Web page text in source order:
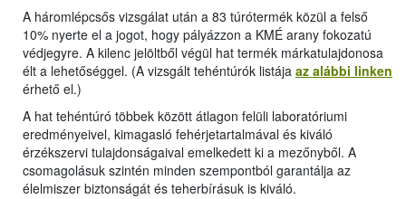
A háromlépcsős vizsgálat után a 83 túrótermék közül a felső
10% nyerte el a jogot, hogy pályázzon a KMÉ arany fokozatú
védjegyre. A kilenc jelöltből végül hat termék márkatulajdonosa
élt a lehetőséggel. (A vizsgált tehéntúrók listája az alábbi linken
érhető el.)
A hat tehéntúró többek között átlagon felüli laboratóriumi
eredményeivel, kimagasló fehérjetartalmával és kiváló
érzékszervi tulajdonságaival emelkedett ki a mezőnyből. A
csomagolásuk szintén minden szempontból garantálja az
élelmiszer biztonságát és teherbírásuk is kiváló.